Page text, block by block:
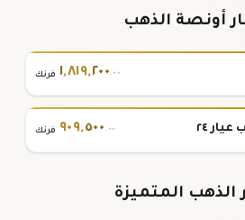
أونصة الذهب
١,٨١٩,٢٠٠.٠٠ فرنك
٢٤ ٩٠٩,٥٠٠.٠٠ فرنك
الذهب المتميزة